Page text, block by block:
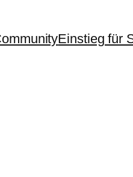
Einstieg für